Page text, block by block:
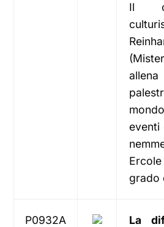
Il
eventi
grado
P0932A
La